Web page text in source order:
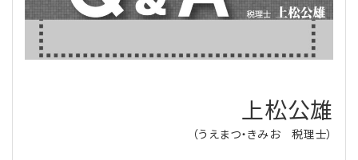
理事・監事
会計処理
労務管理
法務
経営
上松公雄
（うえまつ・きみお 税理士）